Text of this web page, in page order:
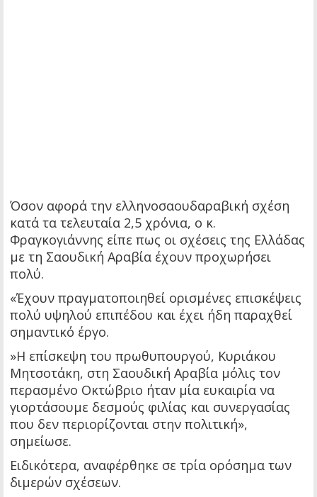
Όσον αφορά την ελληνοσαουδαραβική σχέση
κατά τα τελευταία 2,5 χρόνια, ο κ.
Φραγκογιάννης είπε πως οι σχέσεις της Ελλάδας
με τη Σαουδική Αραβία έχουν προχωρήσει
πολύ.
«Έχουν πραγματοποιηθεί ορισμένες επισκέψεις
πολύ υψηλού επιπέδου και έχει ήδη παραχθεί
σημαντικό έργο.
»Η επίσκεψη του πρωθυπουργού, Κυριάκου
Μητσοτάκη, στη Σαουδική Αραβία μόλις τον
περασμένο Οκτώβριο ήταν μία ευκαιρία να
γιορτάσουμε δεσμούς φιλίας και συνεργασίας
που δεν περιορίζονται στην πολιτική»,
σημείωσε.
Ειδικότερα, αναφέρθηκε σε τρία ορόσημα των
διμερών σχέσεων.